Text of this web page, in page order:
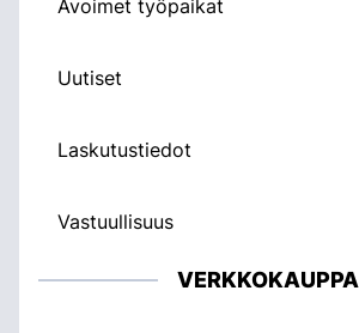
Avoimet työpaikat
Uutiset
Laskutustiedot
Vastuullisuus
VERKKOKAUPPA